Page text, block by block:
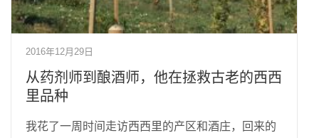
2016年12月29日
从药剂师到酿酒师，他在拯救古老的西西
里品种
我花了一周时间走访西西里的产区和酒庄，回来的